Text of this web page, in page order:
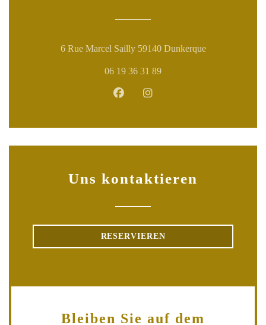
6 Rue Marcel Sailly 59140 Dunkerque((öffnet ein
06 19 36 31 89
Facebook ((öffnet ein neues
Uns kontaktieren
RESERVIEREN
Bleiben Sie auf dem